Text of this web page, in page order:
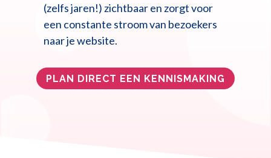
(zelfs jaren!) zichtbaar en zorgt voor
een constante stroom van bezoekers
naar je website.
PLAN DIRECT EEN KENNISMAKING